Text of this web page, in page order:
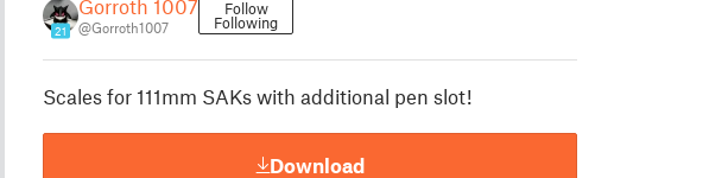
21
Gorroth 1007
@Gorroth1007
Follow
Following
Scales for 111mm SAKs with additional pen slot!
Download